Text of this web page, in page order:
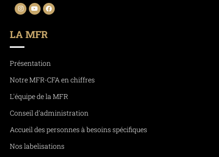
LA MFR
Présentation
Notre MFR-CFA en chiffres
L'équipe de la MFR
Conseil d'administration
Accueil des personnes à besoins spécifiques
Nos labelisations